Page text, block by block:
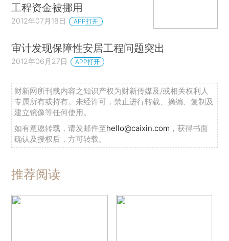
工程资金被挪用
2012年07月18日 APP打开
审计发现保障性安居工程问题突出
2012年06月27日 APP打开
财新网所刊载内容之知识产权为财新传媒及/或相关权利人
专属所有或持有。未经许可，禁止进行转载、摘编、复制及
建立镜像等任何使用。
如有意愿转载，请发邮件至hello@caixin.com ，获得书面
确认及授权后，方可转载。
推荐阅读